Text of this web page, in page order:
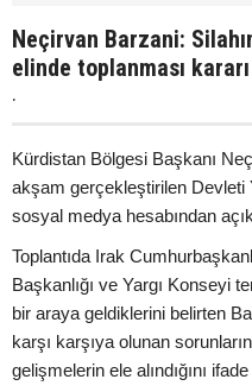
Neçirvan Barzani:
elinde toplanması
.
Kürdistan Bölgesi Başkanı
akşam gerçekleştirilen Devleti
sosyal medya hesabından
Toplantıda Irak
Başkanlığı ve Yargı Konseyi
bir araya geldiklerini belirten
karşı karşıya olunan
gelişmelerin ele alındığını